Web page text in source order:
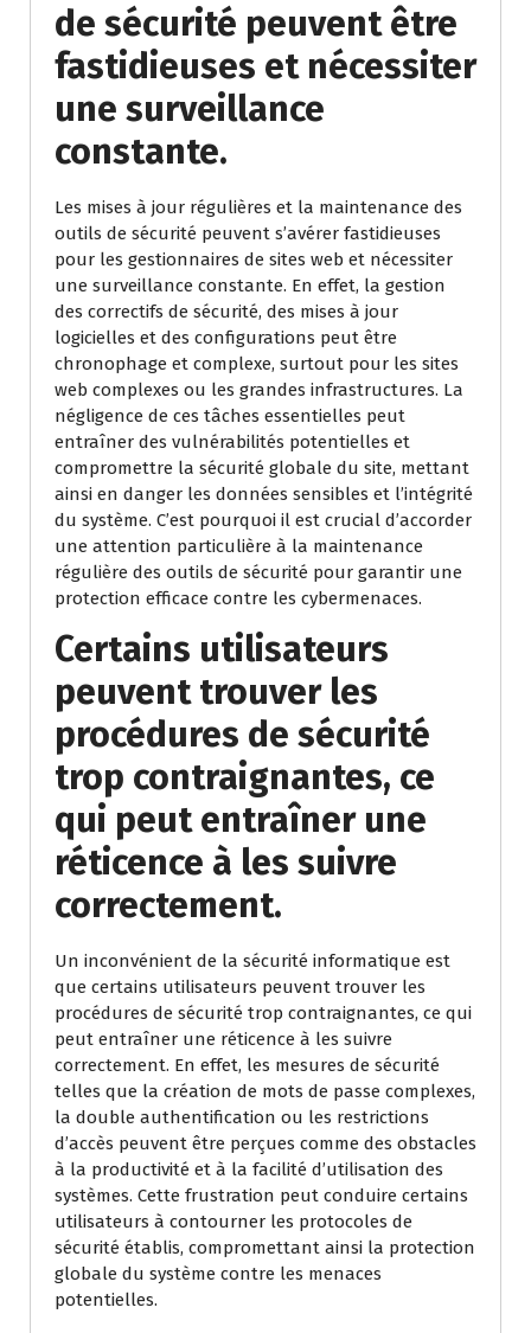
de sécurité peuvent être
fastidieuses et nécessiter
une surveillance
constante.
Les mises à jour régulières et la maintenance des
outils de sécurité peuvent s’avérer fastidieuses
pour les gestionnaires de sites web et nécessiter
une surveillance constante. En effet, la gestion
des correctifs de sécurité, des mises à jour
logicielles et des configurations peut être
chronophage et complexe, surtout pour les sites
web complexes ou les grandes infrastructures. La
négligence de ces tâches essentielles peut
entraîner des vulnérabilités potentielles et
compromettre la sécurité globale du site, mettant
ainsi en danger les données sensibles et l’intégrité
du système. C’est pourquoi il est crucial d’accorder
une attention particulière à la maintenance
régulière des outils de sécurité pour garantir une
protection efficace contre les cybermenaces.
Certains utilisateurs
peuvent trouver les
procédures de sécurité
trop contraignantes, ce
qui peut entraîner une
réticence à les suivre
correctement.
Un inconvénient de la sécurité informatique est
que certains utilisateurs peuvent trouver les
procédures de sécurité trop contraignantes, ce qui
peut entraîner une réticence à les suivre
correctement. En effet, les mesures de sécurité
telles que la création de mots de passe complexes,
la double authentification ou les restrictions
d’accès peuvent être perçues comme des obstacles
à la productivité et à la facilité d’utilisation des
systèmes. Cette frustration peut conduire certains
utilisateurs à contourner les protocoles de
sécurité établis, compromettant ainsi la protection
globale du système contre les menaces
potentielles.